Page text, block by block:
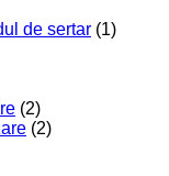
de sertar (1)
(2)
(2)